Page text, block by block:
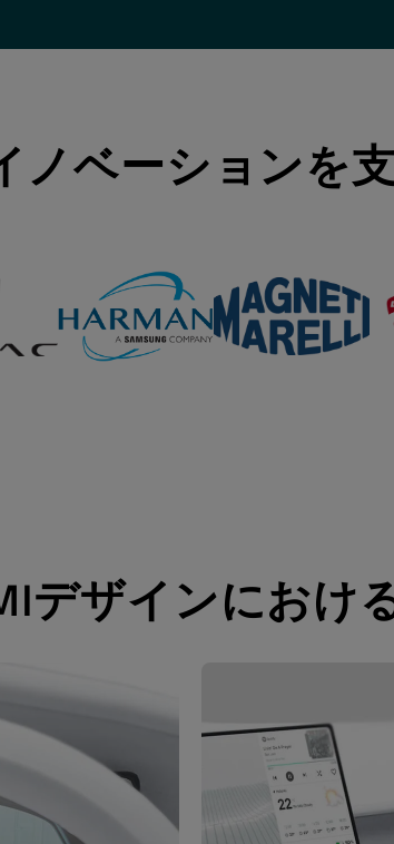
ノベーションを
デザインにおけ